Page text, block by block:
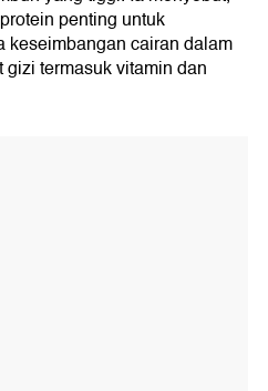
penting untuk
keseimbangan cairan dalam
termasuk vitamin dan